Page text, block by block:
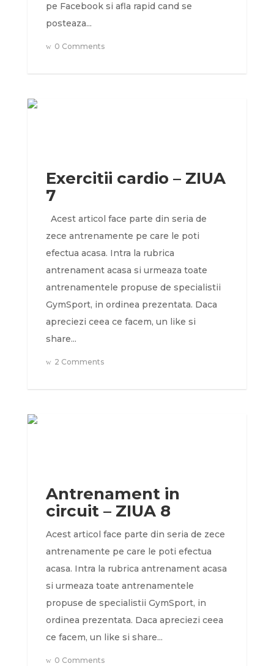
pe Facebook si afla rapid cand se
posteaza...
0 Comments
Exercitii cardio – ZIUA
7
Acest articol face parte din seria de
zece antrenamente pe care le poti
efectua acasa. Intra la rubrica
antrenament acasa si urmeaza toate
antrenamentele propuse de specialistii
GymSport, in ordinea prezentata. Daca
apreciezi ceea ce facem, un like si
share...
2 Comments
Antrenament in
circuit – ZIUA 8
Acest articol face parte din seria de zece
antrenamente pe care le poti efectua
acasa. Intra la rubrica antrenament acasa
si urmeaza toate antrenamentele
propuse de specialistii GymSport, in
ordinea prezentata. Daca apreciezi ceea
ce facem, un like si share...
0 Comments